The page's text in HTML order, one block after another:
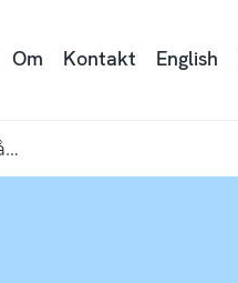
Om Kontakt English
Attityder till personliga data och övervakning på nätet